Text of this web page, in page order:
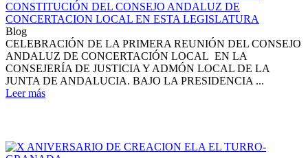
CONSTITUCIÓN DEL CONSEJO ANDALUZ DE
CONCERTACION LOCAL EN ESTA LEGISLATURA
Blog
CELEBRACIÓN DE LA PRIMERA REUNIÓN DEL CONSEJO
ANDALUZ DE CONCERTACIÓN LOCAL EN LA
CONSEJERÍA DE JUSTICIA Y ADMÓN LOCAL DE LA
JUNTA DE ANDALUCIA. BAJO LA PRESIDENCIA ...
Leer más